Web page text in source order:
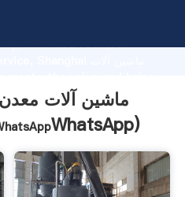
advanced research
ماشین آلات
WhatsApp)